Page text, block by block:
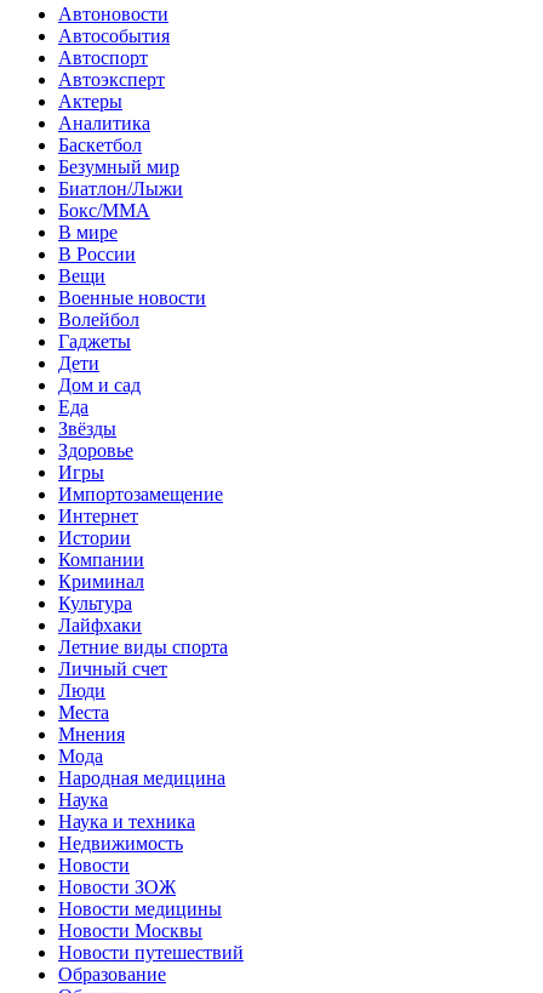
Автоновости
Автособытия
Автоспорт
Автоэксперт
Актеры
Аналитика
Баскетбол
Безумный мир
Биатлон/Лыжи
Бокс/MMA
В мире
В России
Вещи
Военные новости
Волейбол
Гаджеты
Дети
Дом и сад
Еда
Звёзды
Здоровье
Игры
Импортозамещение
Интернет
Истории
Компании
Криминал
Культура
Лайфхаки
Летние виды спорта
Личный счет
Люди
Места
Мнения
Мода
Народная медицина
Наука
Наука и техника
Недвижимость
Новости
Новости ЗОЖ
Новости медицины
Новости Москвы
Новости путешествий
Образование